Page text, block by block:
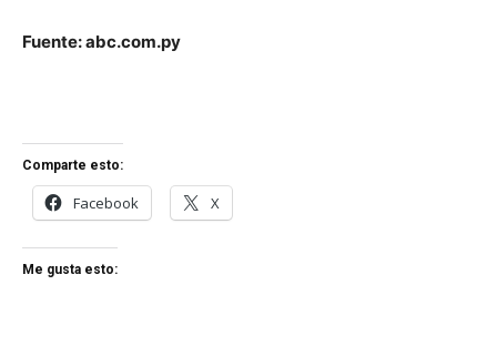
Fuente: abc.com.py
Comparte esto:
Facebook X
Me gusta esto: